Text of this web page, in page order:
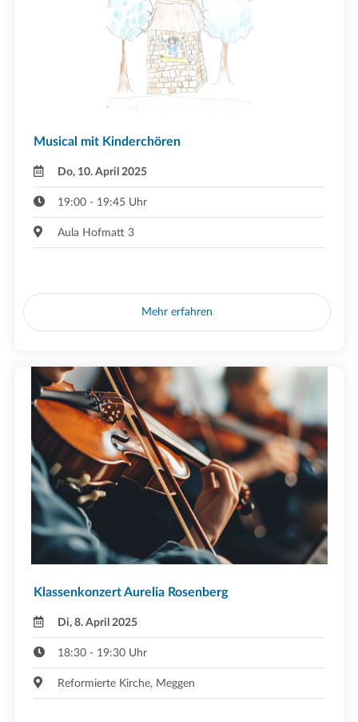
Musical mit Kinderchören
Do, 10. April 2025
19:00 - 19:45 Uhr
Aula Hofmatt 3
Mehr erfahren
Klassenkonzert Aurelia Rosenberg
Di, 8. April 2025
18:30 - 19:30 Uhr
Reformierte Kirche, Meggen